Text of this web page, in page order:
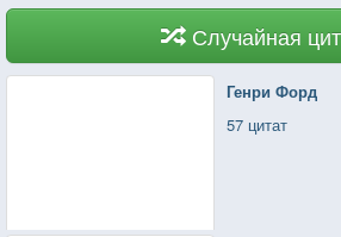
Случайная
Генри Форд
57 цитат